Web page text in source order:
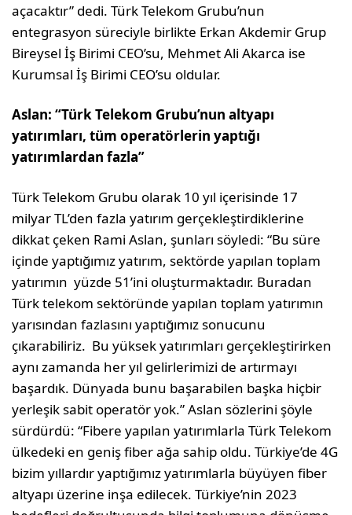
açacaktır” dedi. Türk Telekom Grubu’nun
entegrasyon süreciyle birlikte Erkan Akdemir Grup
Bireysel İş Birimi CEO’su, Mehmet Ali Akarca ise
Kurumsal İş Birimi CEO’su oldular.
Aslan: “Türk Telekom Grubu’nun altyapı
yatırımları, tüm operatörlerin yaptığı
yatırımlardan fazla”
Türk Telekom Grubu olarak 10 yıl içerisinde 17
milyar TL’den fazla yatırım gerçekleştirdiklerine
dikkat çeken Rami Aslan, şunları söyledi: “Bu süre
içinde yaptığımız yatırım, sektörde yapılan toplam
yatırımın yüzde 51’ini oluşturmaktadır. Buradan
Türk telekom sektöründe yapılan toplam yatırımın
yarısından fazlasını yaptığımız sonucunu
çıkarabiliriz. Bu yüksek yatırımları gerçekleştirirken
aynı zamanda her yıl gelirlerimizi de artırmayı
başardık. Dünyada bunu başarabilen başka hiçbir
yerleşik sabit operatör yok.” Aslan sözlerini şöyle
sürdürdü: “Fibere yapılan yatırımlarla Türk Telekom
ülkedeki en geniş fiber ağa sahip oldu. Türkiye’de 4G
bizim yıllardır yaptığımız yatırımlarla büyüyen fiber
altyapı üzerine inşa edilecek. Türkiye’nin 2023